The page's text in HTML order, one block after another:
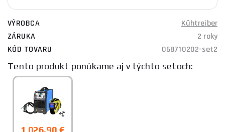
VÝROBCA
Kühtreiber
ZÁRUKA
2 roky
KÓD TOVARU
068710202-set2
Tento produkt ponúkame aj v týchto setoch:
1 026,90 €